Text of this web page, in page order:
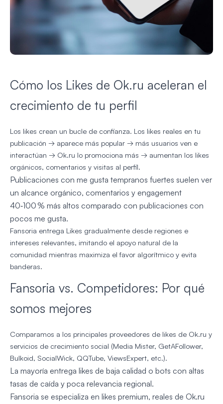
Cómo los Likes de Ok.ru aceleran el
crecimiento de tu perfil
Los likes crean un bucle de confianza. Los likes reales en tu
publicación → aparece más popular → más usuarios ven e
interactúan → Ok.ru lo promociona más → aumentan los likes
orgánicos, comentarios y visitas al perfil.
Publicaciones con me gusta tempranos fuertes suelen ver
un alcance orgánico, comentarios y engagement
40‑100 % más altos comparado con publicaciones con
pocos me gusta.
Fansoria entrega Likes gradualmente desde regiones e
intereses relevantes, imitando el apoyo natural de la
comunidad mientras maximiza el favor algorítmico y evita
banderas.
Fansoria vs. Competidores: Por qué
somos mejores
Comparamos a los principales proveedores de likes de Ok.ru y
servicios de crecimiento social (Media Mister, GetAFollower,
Bulkoid, SocialWick, QQTube, ViewsExpert, etc.).
La mayoría entrega likes de baja calidad o bots con altas
tasas de caída y poca relevancia regional.
Fansoria se especializa en likes premium, reales de Ok.ru